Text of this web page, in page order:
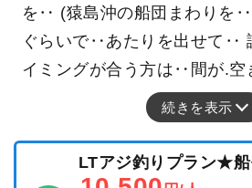
を‥ (猿島沖の船団まわりを
ぐらいで‥あたりを出せて‥
イミングが合う方は‥間が.
続きを表示
LTアジ釣りプラン★